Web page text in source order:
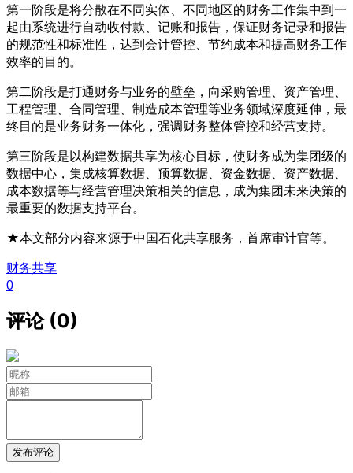
第一阶段是将分散在不同实体、不同地区的财务工作集中到一
起由系统进行自动收付款、记账和报告，保证财务记录和报告
的规范性和标准性，达到会计管控、节约成本和提高财务工作
效率的目的。
第二阶段是打通财务与业务的壁垒，向采购管理、资产管理、
工程管理、合同管理、制造成本管理等业务领域深度延伸，最
终目的是业务财务一体化，强调财务整体管控和经营支持。
第三阶段是以构建数据共享为核心目标，使财务成为集团级的
数据中心，集成核算数据、预算数据、资金数据、资产数据、
成本数据等与经营管理决策相关的信息，成为集团未来决策的
最重要的数据支持平台。
★本文部分内容来源于中国石化共享服务，首席审计官等。
财务共享
0
评论 (0)
发布评论